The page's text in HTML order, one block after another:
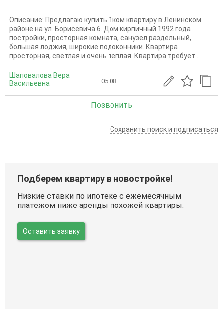
Описание: Предлагаю купить 1ком квартиру в Ленинском
районе на ул. Борисевича 6. Дом кирпичный 1992 года
постройки, просторная комната, санузел раздельный,
большая лоджия, широкие подоконники. Квартира
просторная, светлая и очень теплая. Квартира требует...
Шаповалова Вера
Васильевна
05.08
Позвонить
Сохранить поиск и подписаться
Подберем квартиру в новостройке!
Низкие ставки по ипотеке с ежемесячным
платежом ниже аренды похожей квартиры.
Оставить заявку